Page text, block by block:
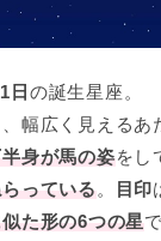
日 の誕生星座。
幅広く見えるあ
半身が馬の姿をし
っている 。 目印
た形の6つの星